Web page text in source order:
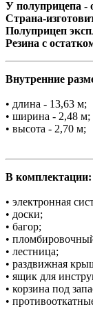
У полуприцепа -
Страна-
Полуприцеп
Резина с
Внутренние
• длина - 13,63 м;
• ширина - 2,48 м;
• высота - 2,70 м;
В комплектации:
• электронная
• доски;
• багор;
•
• лестница;
• раздвижная
• ящик для
• корзина под
•